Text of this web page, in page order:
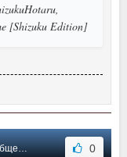
[Shizuku Edition]
#62 0